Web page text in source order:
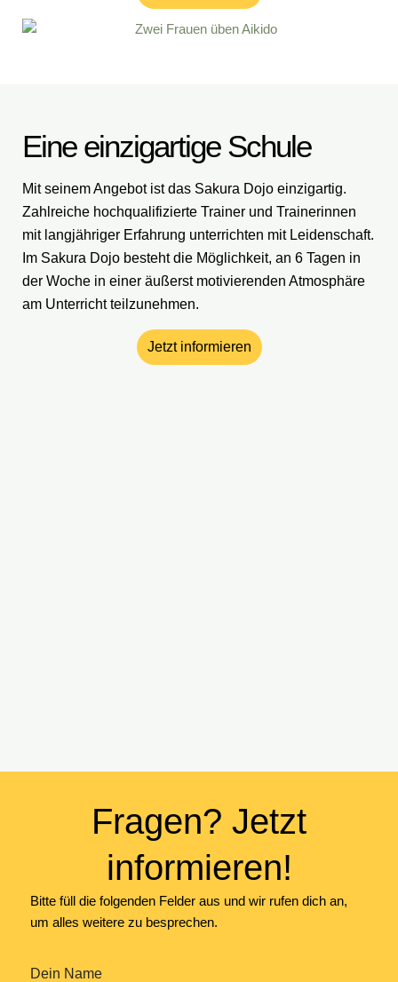
Eine einzigartige Schule
Mit seinem Angebot ist das Sakura Dojo einzigartig.
Zahlreiche hochqualifizierte Trainer und Trainerinnen
mit langjähriger Erfahrung unterrichten mit Leidenschaft.
Im Sakura Dojo besteht die Möglichkeit, an 6 Tagen in
der Woche in einer äußerst motivierenden Atmosphäre
am Unterricht teilzunehmen.
Jetzt informieren
Fragen? Jetzt
informieren!
Bitte füll die folgenden Felder aus und wir rufen dich an,
um alles weitere zu besprechen.
Dein Name